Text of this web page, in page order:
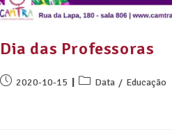
Dia das Professoras
2020-10-15 Data / Educação